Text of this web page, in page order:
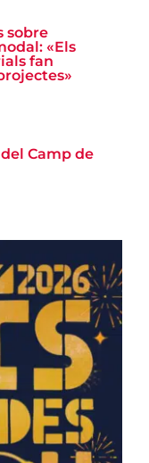
sobre
«Els
fan
Camp de